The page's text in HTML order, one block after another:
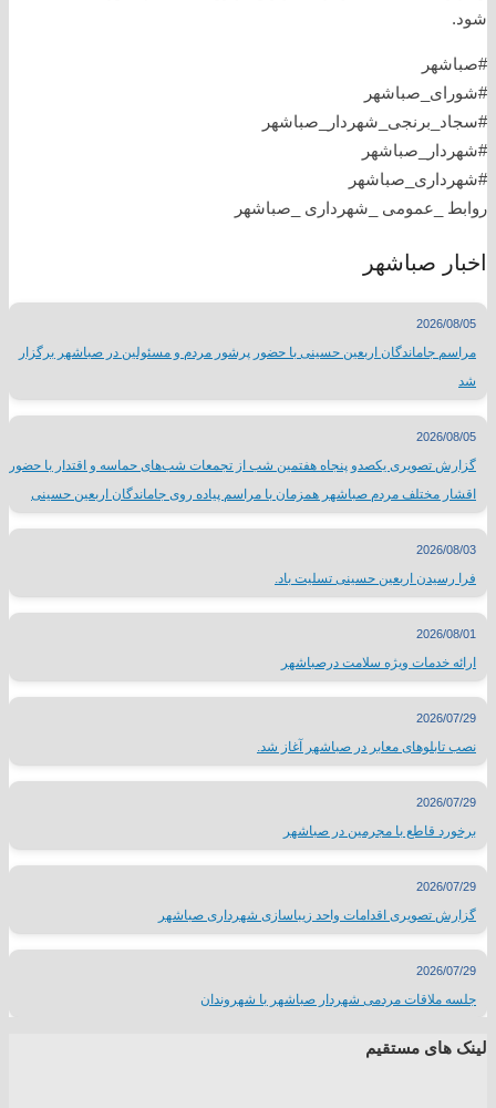
شود.
#صباشهر
#شورای_صباشهر
#سجاد_برنجی_شهردار_صباشهر
#شهردار_صباشهر
#شهرداری_صباشهر
روابط _عمومی _شهرداری _صباشهر
اخبار صباشهر
2026/08/05
مراسم جاماندگان اربعین حسینی با حضور پرشور مردم و مسئولین در صباشهر برگزار
شد
2026/08/05
گزارش تصویری یکصدو پنجاه هفتمین شب از تجمعات شب‌های حماسه و اقتدار با حضور
اقشار مختلف مردم صباشهر همزمان با مراسم پیاده روی جاماندگان اربعین حسینی
2026/08/03
فرا رسیدن اربعین حسینی تسلیت باد.
2026/08/01
ارائه خدمات ویژه سلامت درصباشهر
2026/07/29
نصب تابلوهای معابر در صباشهر آغاز شد.
2026/07/29
برخورد قاطع با مجرمین در صباشهر
2026/07/29
گزارش تصویری اقدامات واحد زیباسازی شهرداری صباشهر
2026/07/29
جلسه ملاقات مردمی شهردار صباشهر با شهروندان
لینک های مستقیم